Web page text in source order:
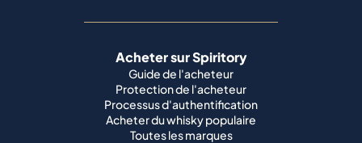
Acheter sur Spiritory
Guide de l'acheteur
Protection de l'acheteur
Processus d'authentification
Acheter du whisky populaire
Toutes les marques